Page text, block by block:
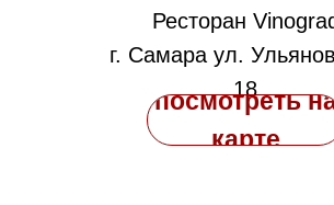
танцы веселье и много любви
_______________
– 17:00 Банкет
Ресторан
г. Самара ул.
18
посмотреть
карте